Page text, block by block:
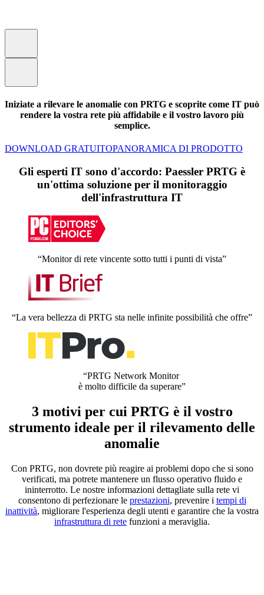
Iniziate a rilevare le anomalie con PRTG e scoprite come IT può
rendere la vostra rete più affidabile e il vostro lavoro più
semplice.
DOWNLOAD GRATUITOPANORAMICA DI PRODOTTO
Gli esperti IT sono d'accordo: Paessler PRTG è
un'ottima soluzione per il monitoraggio
dell'infrastruttura IT
“Monitor di rete vincente sotto tutti i punti di vista”
“La vera bellezza di PRTG sta nelle infinite possibilità che offre”
“PRTG Network Monitor
è molto difficile da superare”
3 motivi per cui PRTG è il vostro
strumento ideale per il rilevamento delle
anomalie
Con PRTG, non dovrete più reagire ai problemi dopo che si sono
verificati, ma potrete mantenere un flusso operativo fluido e
ininterrotto. Le nostre informazioni dettagliate sulla rete vi
consentono di perfezionare le prestazioni, prevenire i tempi di
inattività, migliorare l'esperienza degli utenti e garantire che la vostra
infrastruttura di rete funzioni a meraviglia.